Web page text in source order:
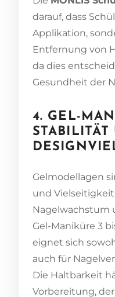
darauf, dass
Applikation,
Entfernung von
da dies
Gesundheit der
4. GEL-
STABILITÄT
Gelmodellagen
und
Nagelwachstum
Gel-Maniküre 3
eignet sich
auch für
Die Haltbarkeit
Vorbereitung,